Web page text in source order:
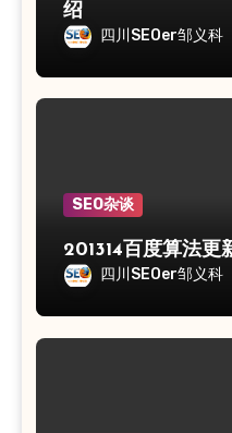
绍
四川SEOer邹义科
SEO杂谈
201314百度算法更
四川SEOer邹义科